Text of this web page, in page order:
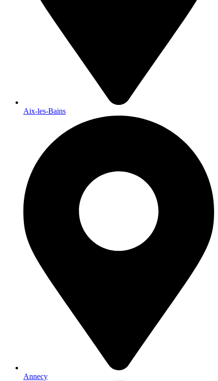
Aix-les-Bains
Annecy